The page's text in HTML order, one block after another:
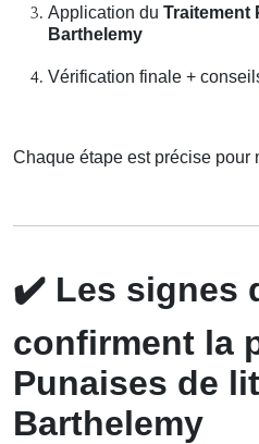
Application du Traitement
Barthelemy
Vérification finale +
Chaque étape est précise pour
✔️ Les signes
confirment la
Punaises de
Barthelemy